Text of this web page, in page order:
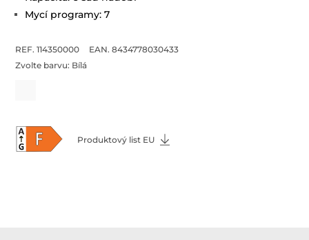
Mycí programy: 7
REF. 114350000
EAN. 8434778030433
Zvolte barvu: Bílá
Produktový list EU